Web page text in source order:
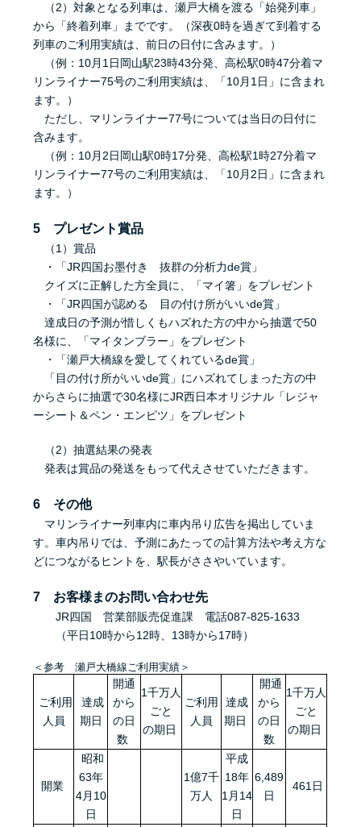
（2）対象となる列車は、瀬戸大橋を渡る「始発列車」
から「終着列車」までです。（深夜0時を過ぎて到着する
列車のご利用実績は、前日の日付に含みます。）
（例：10月1日岡山駅23時43分発、高松駅0時47分着マ
リンライナー75号のご利用実績は、「10月1日」に含まれ
ます。）
ただし、マリンライナー77号については当日の日付に
含みます。
（例：10月2日岡山駅0時17分発、高松駅1時27分着マ
リンライナー77号のご利用実績は、「10月2日」に含まれ
ます。）
5 プレゼント賞品
（1）賞品
・「JR四国お墨付き 抜群の分析力de賞」
クイズに正解した方全員に、「マイ箸」をプレゼント
・「JR四国が認める 目の付け所がいいde賞」
達成日の予測が惜しくもハズれた方の中から抽選で50
名様に、「マイタンブラー」をプレゼント
・「瀬戸大橋線を愛してくれているde賞」
「目の付け所がいいde賞」にハズれてしまった方の中
からさらに抽選で30名様にJR西日本オリジナル「レジャ
ーシート＆ペン・エンピツ」をプレゼント
（2）抽選結果の発表
発表は賞品の発送をもって代えさせていただきます。
6 その他
マリンライナー列車内に車内吊り広告を掲出していま
す。車内吊りでは、予測にあたっての計算方法や考え方な
どにつながるヒントを、駅長がささやいています。
7 お客様まのお問い合わせ先
JR四国 営業部販売促進課 電話087-825-1633
（平日10時から12時、13時から17時）
＜参考 瀬戸大橋線ご利用実績＞
ご利用
人員
達成
期日
開通
から
の日
数
1千万人
ごと
の期日
ご利用
人員
達成
期日
開通
から
の日
数
1千万人
ごと
の期日
開業
昭和
63年
4月10
日
1億7千
万人
平成
18年
1月14
日
6,489
日
461日